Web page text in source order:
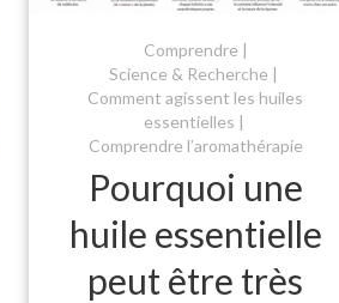
Comprendre
Science & Recherche
Comment agissent les huiles
essentielles
Comprendre l’aromathérapie
Pourquoi une
huile essentielle
peut être très